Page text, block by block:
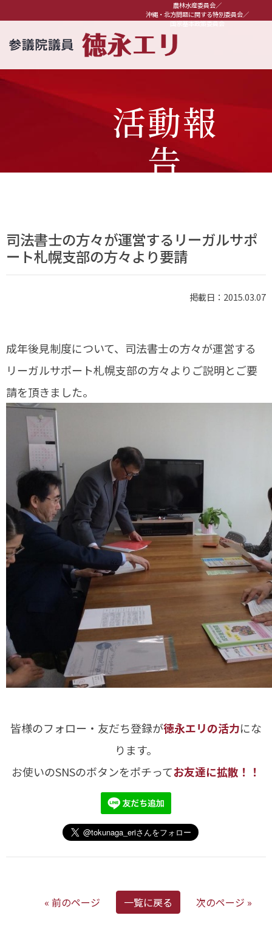
農林水産委員会／
沖縄・北方問題に関する特別委員会／
国家基本政策委員会
活動報
告
司法書士の方々が運営するリーガルサポ
ート札幌支部の方々より要請
掲載日：2015.03.07
成年後見制度について、司法書士の方々が運営する
リーガルサポート札幌支部の方々よりご説明とご要
請を頂きました。
皆様のフォロー・友だち登録が徳永エリの活力にな
ります。
お使いのSNSのボタンをポチってお友達に拡散！！
« 前のページ 一覧に戻る 次のページ »